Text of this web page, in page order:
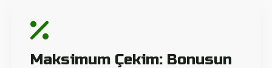
Maksimum Çekim: Bonusun